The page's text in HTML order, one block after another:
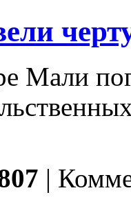
Мали
|